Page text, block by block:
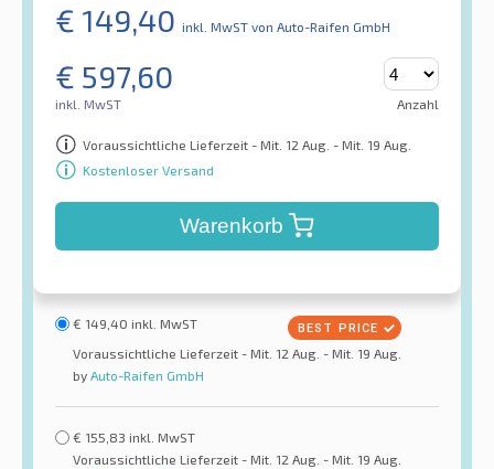
€ 149,40 inkl. MwST von Auto-Raifen GmbH
€ 597,60
inkl. MwST Anzahl
Voraussichtliche Lieferzeit - Mit. 12 Aug. - Mit. 19 Aug.
Kostenloser Versand
Warenkorb
€ 149,40 inkl. MwST
Voraussichtliche Lieferzeit - Mit. 12 Aug. - Mit. 19 Aug.
by Auto-Raifen GmbH
€ 155,83 inkl. MwST
Voraussichtliche Lieferzeit - Mit. 12 Aug. - Mit. 19 Aug.